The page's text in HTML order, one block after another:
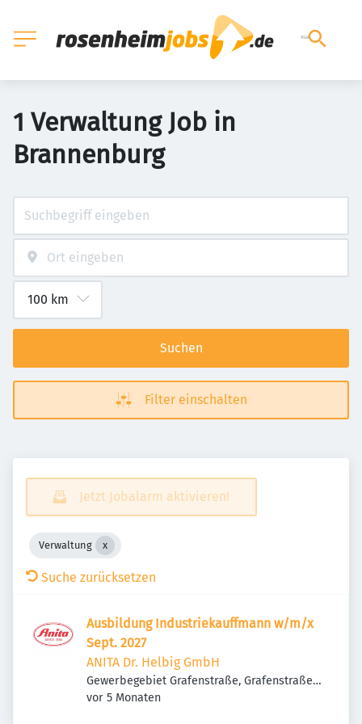
1 Verwaltung Job in
Brannenburg
Suchen
Filter einschalten
Jetzt Jobalarm aktivieren!
Verwaltung
Suche zurücksetzen
Ausbildung Industriekauffmann w/m/x
Sept. 2027
ANITA Dr. Helbig GmbH
Gewerbegebiet Grafenstraße, Grafenstraße,
83098 Brannenburg, Deutschland
Veröffentlicht:
vor 5 Monaten